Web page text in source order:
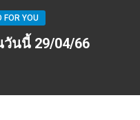
FOR YOU
วันนี้ 29/04/66